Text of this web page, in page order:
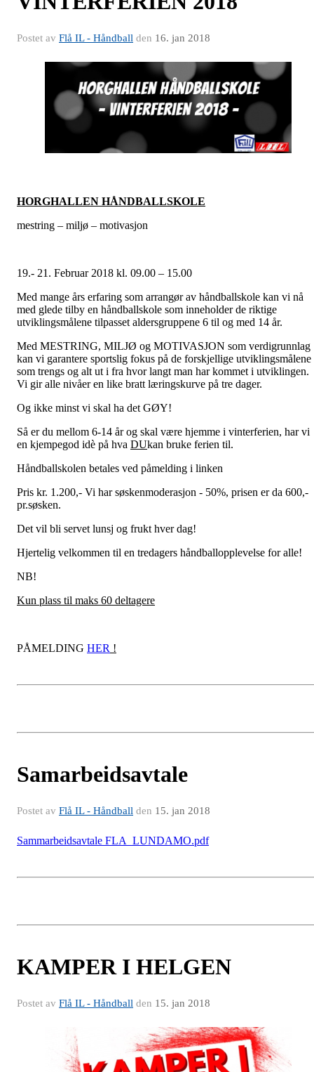
Postet av Flå IL - Håndball den 16. jan 2018
HORGHALLEN HÅNDBALLSKOLE
mestring – miljø – motivasjon
19.- 21. Februar 2018 kl. 09.00 – 15.00
Med mange års erfaring som arrangør av håndballskole kan vi nå
med glede tilby en håndballskole som inneholder de riktige
utviklingsmålene tilpasset aldersgruppene 6 til og med 14 år.
Med MESTRING, MILJØ og MOTIVASJON som verdigrunnlag
kan vi garantere sportslig fokus på de forskjellige utviklingsmålene
som trengs og alt ut i fra hvor langt man har kommet i utviklingen.
Vi gir alle nivåer en like bratt læringskurve på tre dager.
Og ikke minst vi skal ha det GØY!
Så er du mellom 6-14 år og skal være hjemme i vinterferien, har vi
en kjempegod idè på hva DUkan bruke ferien til.
Håndballskolen betales ved påmelding i linken
Pris kr. 1.200,- Vi har søskenmoderasjon - 50%, prisen er da 600,-
pr.søsken.
Det vil bli servet lunsj og frukt hver dag!
Hjertelig velkommen til en tredagers håndballopplevelse for alle!
NB!
Kun plass til maks 60 deltagere
PÅMELDING HER !
Samarbeidsavtale
Postet av Flå IL - Håndball den 15. jan 2018
Sammarbeidsavtale FLA_LUNDAMO.pdf
KAMPER I HELGEN
Postet av Flå IL - Håndball den 15. jan 2018